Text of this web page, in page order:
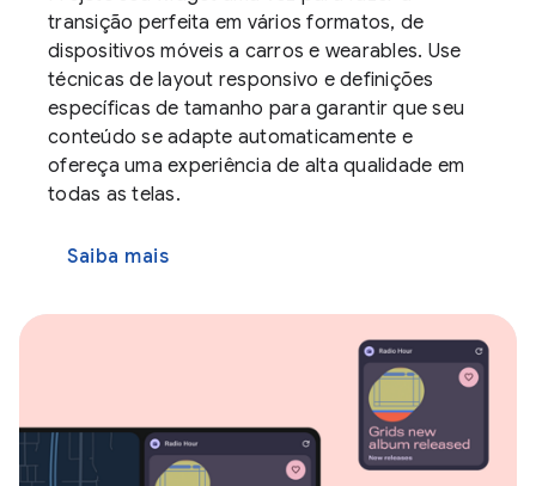
transição perfeita em vários formatos, de
dispositivos móveis a carros e wearables. Use
técnicas de layout responsivo e definições
específicas de tamanho para garantir que seu
conteúdo se adapte automaticamente e
ofereça uma experiência de alta qualidade em
todas as telas.
Saiba mais